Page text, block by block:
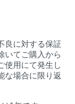
良に対する保証
いてご購入から
使用にて発生し
な場合に限り返